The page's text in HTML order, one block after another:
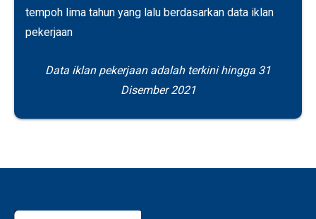
tempoh lima tahun yang lalu berdasarkan data iklan
pekerjaan
Data iklan pekerjaan adalah terkini hingga 31
Disember 2021